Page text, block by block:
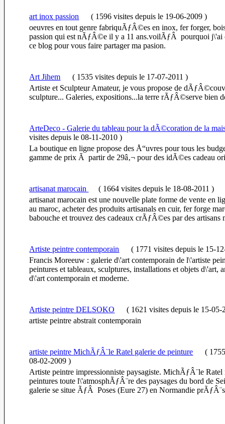
art inox passion ( 1596 visitesdepuis le 19-06-2009 )
oeuvres en tout genre fabriquÃƒÂ©es en inox, fer forger,
passion qui est nÃƒÂ©e il y a 11 ans.voilÃƒÂ pourquoi
ce blog pour vous faire partager ma pasion.
Art Jihem ( 1535 visitesdepuis le 17-07-2011 )
Artiste et Sculpteur Amateur, je vous propose de
sculpture... Galeries, expositions...la terre rÃƒÂ©serve bien
ArteDeco - Galerie du tableau pour la dÃ©coration de la
visitesdepuis le 08-11-2010 )
La boutique en ligne propose des Å“uvres pour tous les
gamme de prix Ã partir de 29â‚¬ pour des idÃ©es cadeau
artisanat marocain ( 1664 visitesdepuis le 18-08-2011 )
artisanat marocain est une nouvelle plate forme de vente en
au maroc, acheter des produits artisanals en cuir, fer forge
babouche et trouvez des cadeaux crÃƒÂ©es par des artisans
Artiste peintre contemporain ( 1771 visitesdepuis le 15-
Francis Moreeuw : galerie d\'art contemporain de l\'artiste
peintures et tableaux, sculptures, installations et objets d\'art,
d\'art contemporain et moderne.
Artiste peintre DELSOKO ( 1621 visitesdepuis le 15-05-
artiste peintre abstrait contemporain
artiste peintre MichÃƒÂ¨le Ratel galerie de peinture (
08-02-2009 )
Artiste peintre impressionniste paysagiste. MichÃƒÂ¨le Ratel
peintures toute l\'atmosphÃƒÂ¨re des paysages du bord de
galerie se situe ÃƒÂ Poses (Eure 27) en Normandie